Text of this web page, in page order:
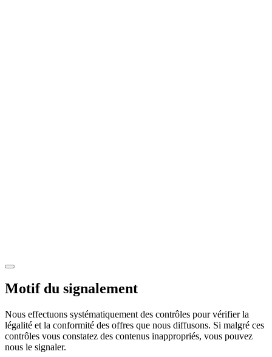
Motif du signalement
Nous effectuons systématiquement des contrôles pour vérifier la
légalité et la conformité des offres que nous diffusons. Si malgré ces
contrôles vous constatez des contenus inappropriés, vous pouvez
nous le signaler.